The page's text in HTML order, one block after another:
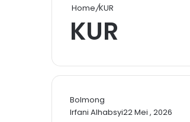
Home/KUR
KUR
Bolmong
Irfani Alhabsyi22 Mei , 2026